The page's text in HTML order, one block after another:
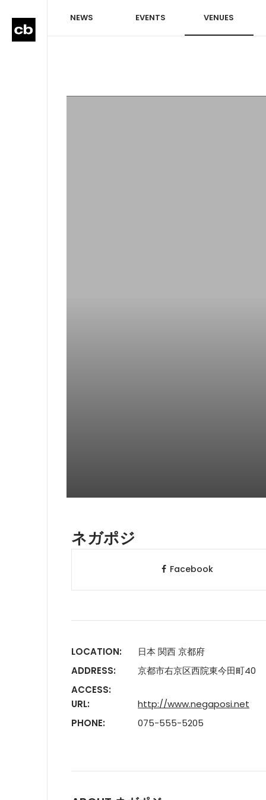
NEWS EVENTS VENUES
ネガポジ
Facebook
LOCATION:
日本 関西 京都府
ADDRESS:
京都市右京区西院東今田町40
ACCESS:
URL:
http://www.negaposi.net
PHONE:
075-555-5205